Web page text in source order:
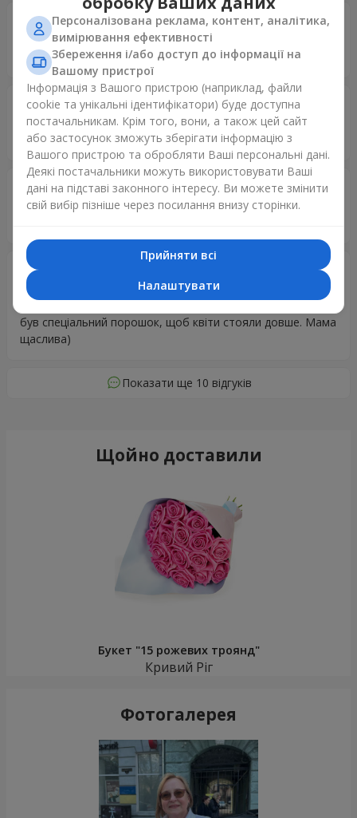
Віктор 12.10.2024
5
Дякую
Віктор 11.10.2024
5
Супер!!!
Віктор 11.10.2024
5
Олександра
Квіти свіжі, доставка прямо до дверей. Разом з квітами
був спеціальний порошок, щоб квіти стояли довше. Мама
щаслива)
Показати ще 10 відгуків
Щойно доставили
Букет "15 рожевих троянд"
Кривий Ріг
Фотогалерея
Персоналізована реклама, контент, аналітика,
вимірювання ефективності
Збереження і/або доступ до інформації на
Вашому пристрої
Інформація з Вашого пристрою (наприклад, файли
cookie та унікальні ідентифікатори) буде доступна
постачальникам. Крім того, вони, а також цей сайт
або застосунок зможуть зберігати інформацію з
Вашого пристрою та обробляти Ваші персональні дані.
Деякі постачальники можуть використовувати Ваші
дані на підставі законного інтересу. Ви можете змінити
свій вибір пізніше через посилання внизу сторінки.
Прийняти всі
Налаштувати